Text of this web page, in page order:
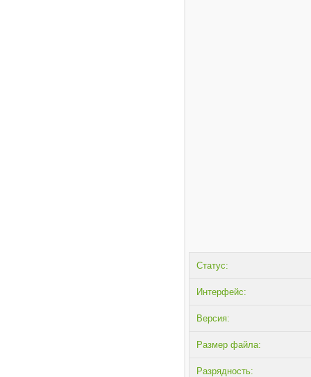
Статус:
Интерфейс:
Версия:
Размер файла:
Разрядность: